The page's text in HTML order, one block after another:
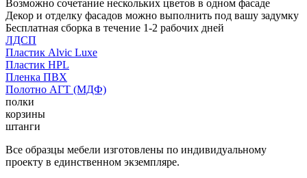
Возможно сочетание нескольких цветов в одном фасаде
Декор и отделку фасадов можно выполнить под вашу задумку
Бесплатная сборка в течение 1-2 рабочих дней
ЛДСП
Пластик Alvic Luxe
Пластик HPL
Пленка ПВХ
Полотно АГТ (МДФ)
полки
корзины
штанги
Все образцы мебели изготовлены по индивидуальному
проекту в единственном экземпляре.